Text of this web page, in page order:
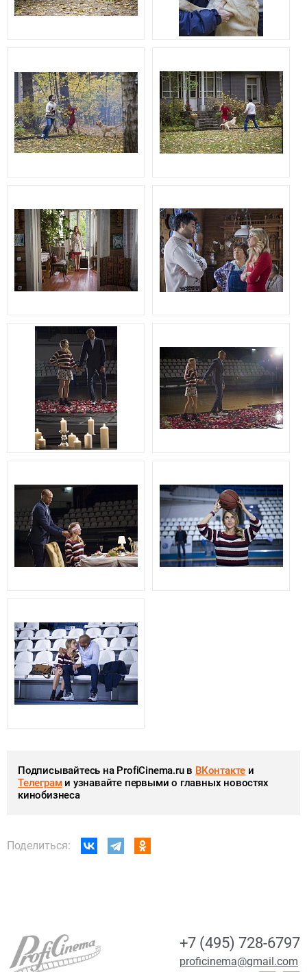
Подписывайтесь на ProfiCinema.ru в ВКонтакте и
Телеграми узнавайте первыми о главных новостях
кинобизнеса
Поделиться:
+7 (495) 728-6797
proficinema@gmail.com